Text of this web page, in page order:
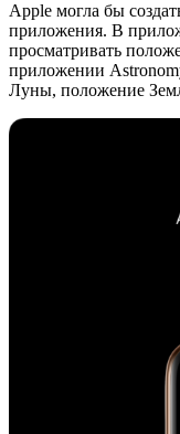
Apple могла бы
приложения. В
просматривать
приложении
Луны, положение